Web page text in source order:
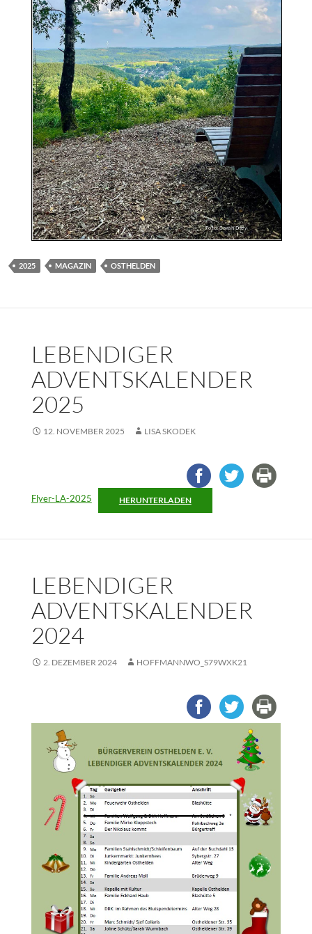
2025 MAGAZIN OSTHELDEN
LEBENDIGER
ADVENTSKALENDER
2025
12. NOVEMBER 2025 LISA SKODEK
Flyer-LA-2025 HERUNTERLADEN
LEBENDIGER
ADVENTSKALENDER
2024
2. DEZEMBER 2024 HOFFMANNWO_S79WXK21